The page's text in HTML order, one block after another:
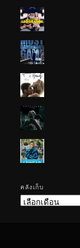
คลังเก็บ
คลัง